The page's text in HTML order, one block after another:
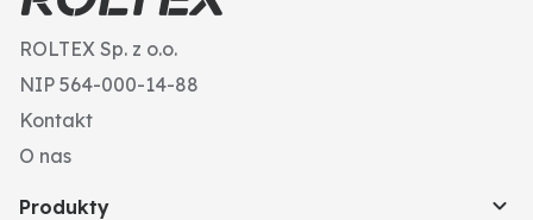
ROLTEX Sp. z o.o.
NIP 564-000-14-88
Kontakt
O nas
Produkty